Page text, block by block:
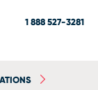
1 888 527-3281